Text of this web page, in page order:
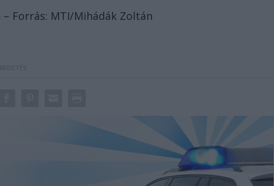
Forrás: MTI/Mihádák Zoltán